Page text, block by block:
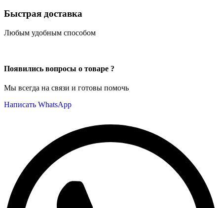
Быстрая доставка
Любым удобным способом
Появились вопросы о товаре ?
Мы всегда на связи и готовы помочь
Написать WhatsApp